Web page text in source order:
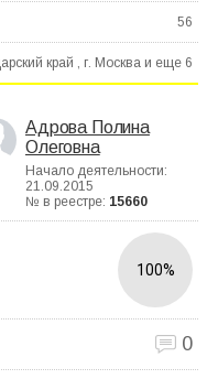
56
край , г. Москва и еще 6
Адрова Полина
Олеговна
Начало деятельности:
21.09.2015
№ в реестре: 15660
100%
0